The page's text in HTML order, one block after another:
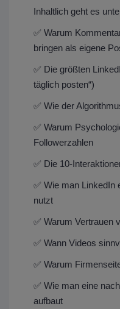
Inhaltlich geht es
✅ Warum
bringen als eigene
✅ Die größten
täglich posten“)
✅ Wie der
✅ Warum
Followerzahlen
✅ Die 10-
✅ Wie man LinkedIn
nutzt
✅ Warum Vertrauen
✅ Wann Videos
✅ Warum
✅ Wie man eine
aufbaut